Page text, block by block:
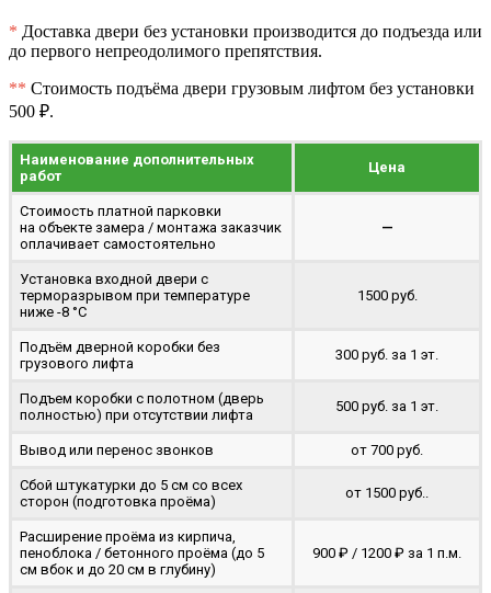
* Доставка двери без установки производится до подъезда или
до первого непреодолимого препятствия.
** Стоимость подъёма двери грузовым лифтом без установки
500 ₽.
Наименование дополнительных
работ
Цена
Стоимость платной парковки
на объекте замера / монтажа заказчик
оплачивает самостоятельно
—
Установка входной двери с
терморазрывом при температуре
ниже -8 °C
1500 руб.
Подъём дверной коробки без
грузового лифта
300 руб. за 1 эт.
Подъем коробки с полотном (дверь
полностью) при отсутствии лифта
500 руб. за 1 эт.
Вывод или перенос звонков от 700 руб.
Сбой штукатурки до 5 см со всех
сторон (подготовка проёма)
от 1500 руб..
Расширение проёма из кирпича,
пеноблока / бетонного проёма (до 5
cм вбок и до 20 см в глубину)
900 ₽ / 1200 ₽ за 1 п.м.